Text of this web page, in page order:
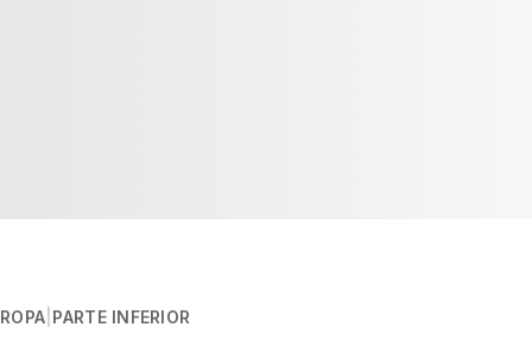
ROPA PARTE INFERIOR